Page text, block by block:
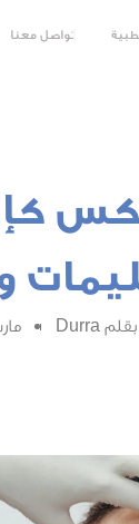
تواصل معنا
بقلم Durra مارس